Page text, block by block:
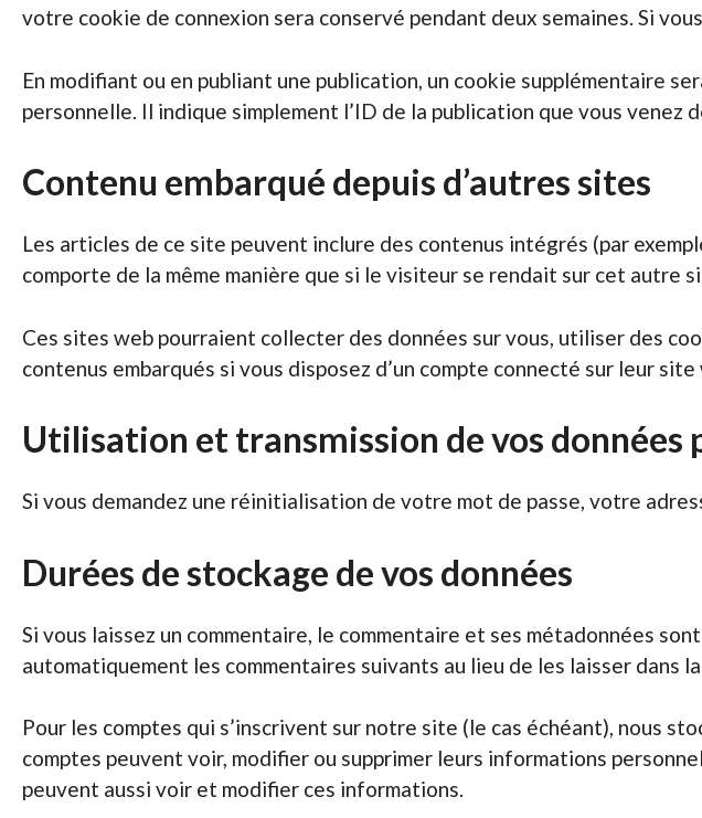
votre cookie de connexion sera conservé pendant deux semaines. Si
En modifiant ou en publiant une publication, un cookie supplémentaire
personnelle. Il indique simplement l’ID de la publication que vous venez
Contenu embarqué depuis d’autres sites
Les articles de ce site peuvent inclure des contenus intégrés (par
comporte de la même manière que si le visiteur se rendait sur cet autre
Ces sites web pourraient collecter des données sur vous, utiliser des
contenus embarqués si vous disposez d’un compte connecté sur leur site
Utilisation et transmission de vos données
Si vous demandez une réinitialisation de votre mot de passe, votre
Durées de stockage de vos données
Si vous laissez un commentaire, le commentaire et ses métadonnées
automatiquement les commentaires suivants au lieu de les laisser dans
Pour les comptes qui s’inscrivent sur notre site (le cas échéant), nous
comptes peuvent voir, modifier ou supprimer leurs informations
peuvent aussi voir et modifier ces informations.